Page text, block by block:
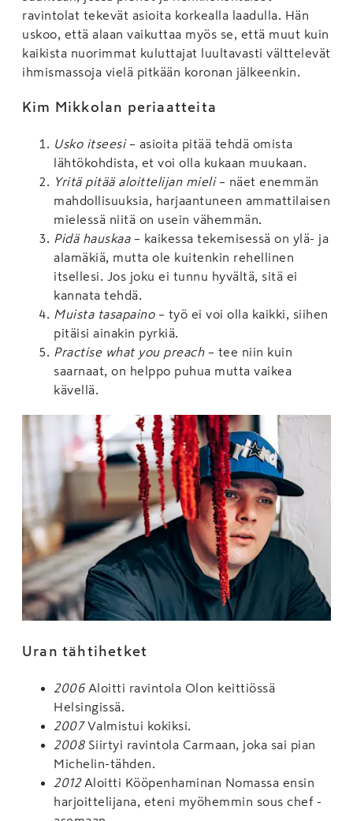
ravintolat tekevät asioita korkealla laadulla. Hän
uskoo, että alaan vaikuttaa myös se, että muut kuin
kaikista nuorimmat kuluttajat luultavasti välttelevät
ihmismassoja vielä pitkään koronan jälkeenkin.
Kim Mikkolan periaatteita
Usko itseesi– asioita pitää tehdä omista
lähtökohdista, et voi olla kukaan muukaan.
Yritä pitää aloittelijan mieli– näet enemmän
mahdollisuuksia, harjaantuneen ammattilaisen
mielessä niitä on usein vähemmän.
Pidä hauskaa– kaikessa tekemisessä on ylä- ja
alamäkiä, mutta ole kuitenkin rehellinen
itsellesi. Jos joku ei tunnu hyvältä, sitä ei
kannata tehdä.
Muista tasapaino– työ ei voi olla kaikki, siihen
pitäisi ainakin pyrkiä.
Practise what you preach– tee niin kuin
saarnaat, on helppo puhua mutta vaikea
kävellä.
Uran tähtihetket
2006Aloitti ravintola Olon keittiössä
Helsingissä.
2007Valmistui kokiksi.
2008Siirtyi ravintola Carmaan, joka sai pian
Michelin-tähden.
2012Aloitti Kööpenhaminan Nomassa ensin
harjoittelijana, eteni myöhemmin sous chef -